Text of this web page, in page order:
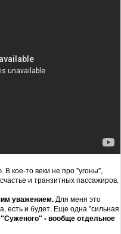
кое-то веки не про "угоны",
и транзитных пассажиров.
уважением. Для меня это
есть и будет. Еще одна "сильная
- вообще отдельное